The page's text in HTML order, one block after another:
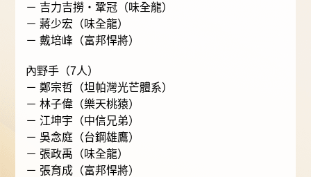
－ 吉力吉撈・鞏冠（味全龍）
－ 蔣少宏（味全龍）
－ 戴培峰（富邦悍將）
內野手（7人）
－ 鄭宗哲（坦帕灣光芒體系）
－ 林子偉（樂天桃猿）
－ 江坤宇（中信兄弟）
－ 吳念庭（台鋼雄鷹）
－ 張政禹（味全龍）
－ 張育成（富邦悍將）